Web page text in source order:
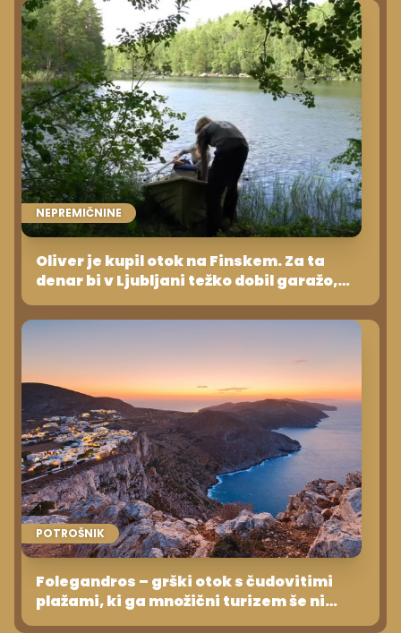
NEPREMIČNINE
Oliver je kupil otok na Finskem. Za ta
denar bi v Ljubljani težko dobil garažo,
kaj šele stanovanje
POTROŠNIK
Folegandros – grški otok s čudovitimi
plažami, ki ga množični turizem še ni
odkril